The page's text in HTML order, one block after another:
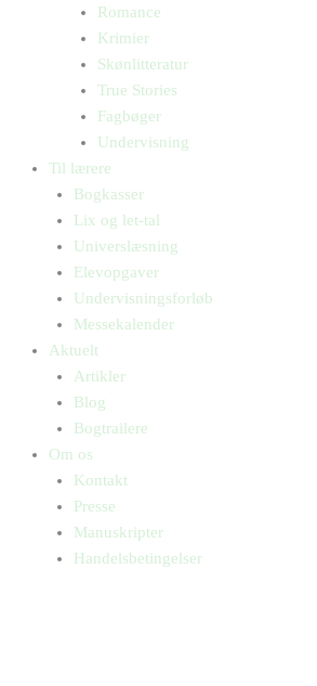
Romance
Krimier
Skønlitteratur
True Stories
Fagbøger
Undervisning
Til lærere
Bogkasser
Lix og let-tal
Universlæsning
Elevopgaver
Undervisningsforløb
Messekalender
Aktuelt
Artikler
Blog
Bogtrailere
Om os
Kontakt
Presse
Manuskripter
Handelsbetingelser